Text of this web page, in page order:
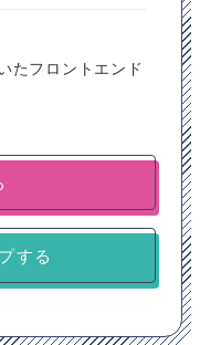
たフロントエンド
する